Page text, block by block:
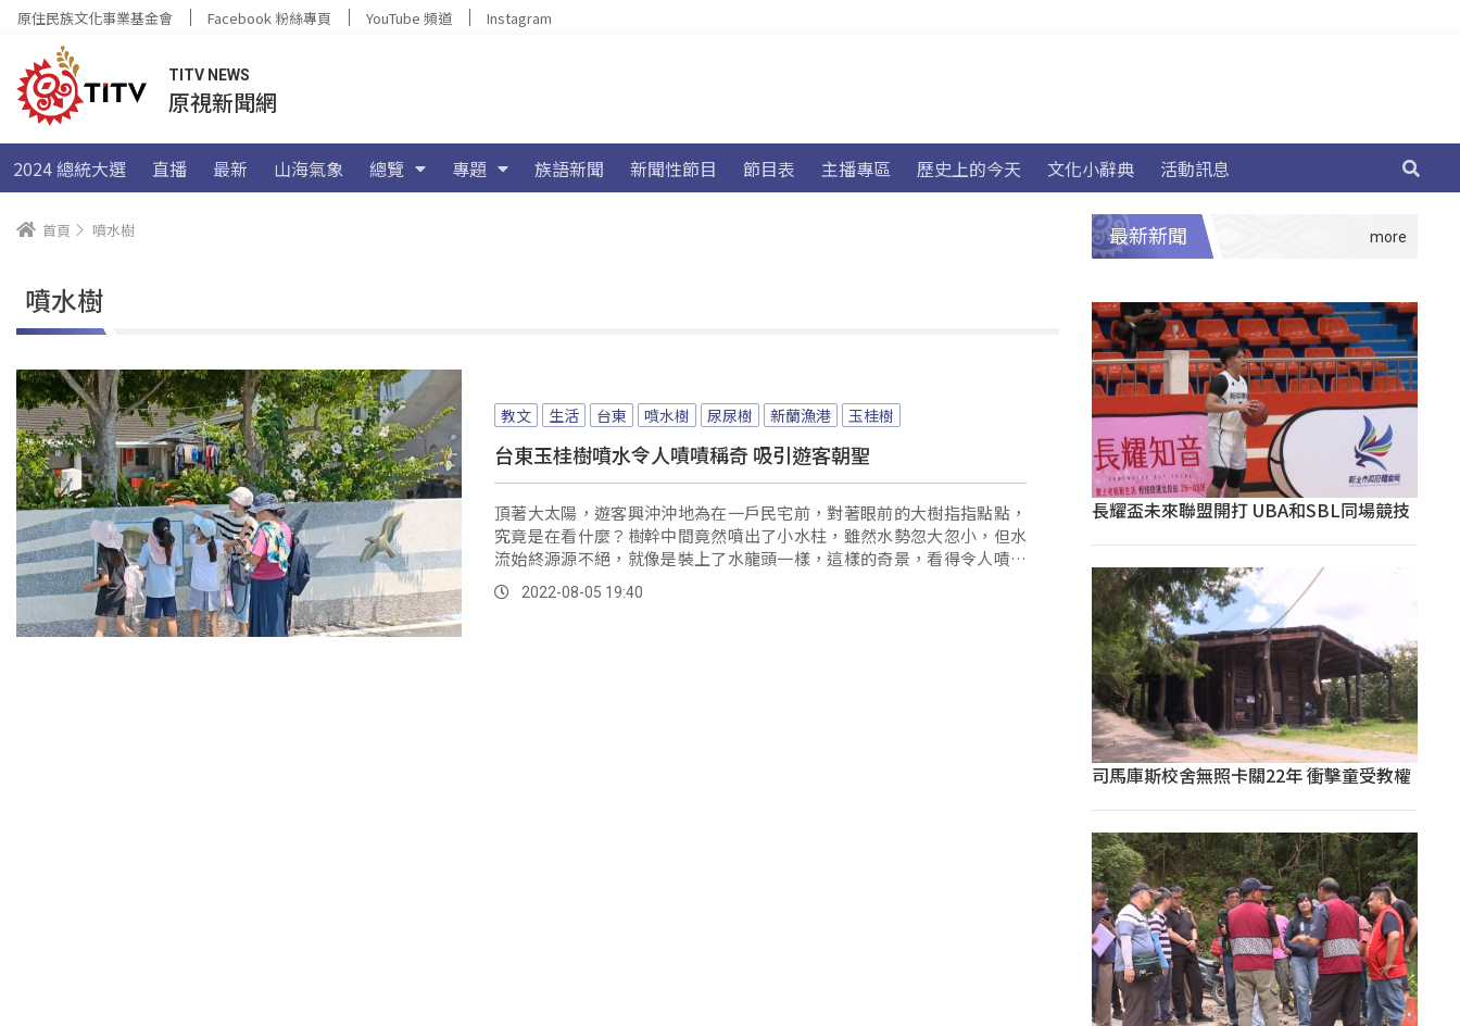
原住民族文化事業基金會 Facebook 粉絲專頁 YouTube 頻道 Instagram
TITV NEWS
原視新聞網
2024 總統大選 直播 最新 山海氣象 總覽 專題 族語新聞 新聞性節目 節目表 主播專區 歷史上的今天 文化小辭典 活動訊息
首頁 噴水樹
噴水樹
教文 生活 台東 噴水樹 尿尿樹 新蘭漁港 玉桂樹
台東玉桂樹噴水令人嘖嘖稱奇 吸引遊客朝聖
頂著大太陽，遊客興沖沖地為在一戶民宅前，對著眼前的大樹指指點點，
究竟是在看什麼？樹幹中間竟然噴出了小水柱，雖然水勢忽大忽小，但水
流始終源源不絕，就像是裝上了水龍頭一樣，這樣的奇景，看得令人嘖嘖
稱奇。2022-08-05 19:40
最新新聞
長耀盃未來聯盟開打 UBA和SBL同場競技
司馬庫斯校舍無照卡關22年 衝擊童受教權